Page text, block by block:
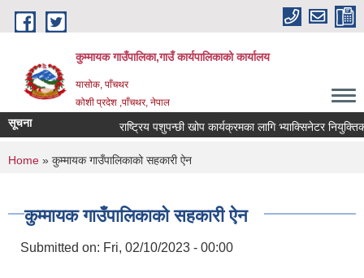
Skip to main content
कुम्मायक गाउँपालिका,गाउँ कार्यपालिकाको कार्यालय
यासोक, पाँचथर
कोशी प्रदेश ,पाँचथर, नेपाल
सूचना राष्ट्रिय पशुपन्छी खोप कार्यक्रमका लागि भ्याक्सिनेटर
You are here
Home » कुम्मायक गाउँपालिकाको सहकारी ऐन
कुम्मायक गाउँपालिकाको सहकारी ऐन
Submitted on: Fri, 02/10/2023 - 00:00